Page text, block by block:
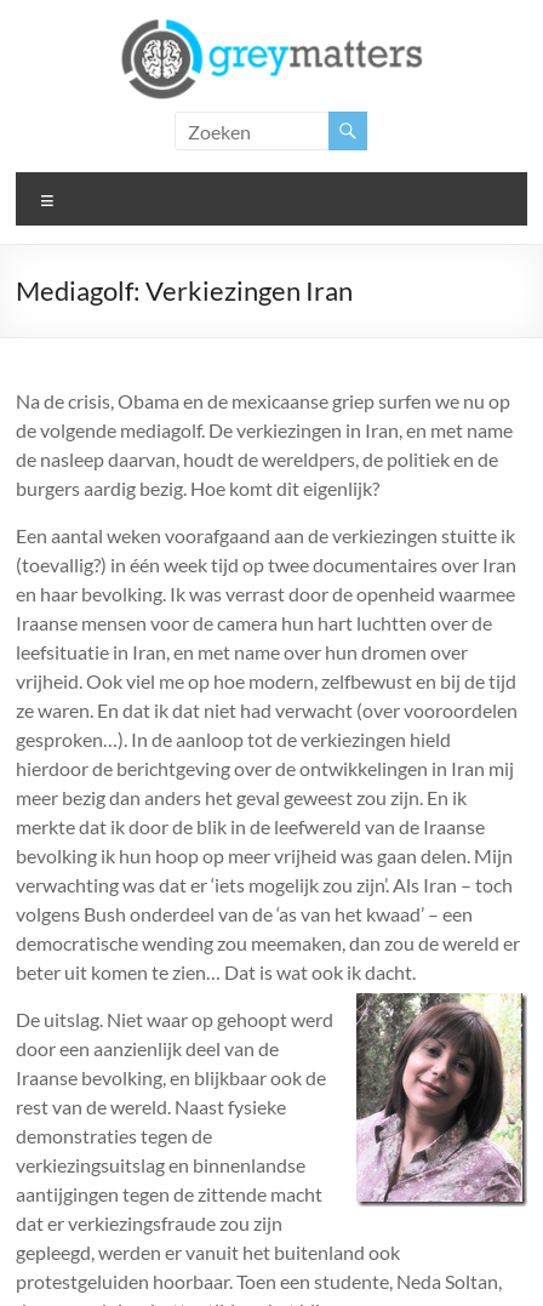
Matters
Insight.
Inspiration.
Mediagolf: Verkiezingen Iran
Na de crisis, Obama en de mexicaanse griep surfen we nu op
de volgende mediagolf. De verkiezingen in Iran, en met name
de nasleep daarvan, houdt de wereldpers, de politiek en de
burgers aardig bezig. Hoe komt dit eigenlijk?
Een aantal weken voorafgaand aan de verkiezingen stuitte ik
(toevallig?) in één week tijd op twee documentaires over Iran
en haar bevolking. Ik was verrast door de openheid waarmee
Iraanse mensen voor de camera hun hart luchtten over de
leefsituatie in Iran, en met name over hun dromen over
vrijheid. Ook viel me op hoe modern, zelfbewust en bij de tijd
ze waren. En dat ik dat niet had verwacht (over vooroordelen
gesproken…). In de aanloop tot de verkiezingen hield
hierdoor de berichtgeving over de ontwikkelingen in Iran mij
meer bezig dan anders het geval geweest zou zijn. En ik
merkte dat ik door de blik in de leefwereld van de Iraanse
bevolking ik hun hoop op meer vrijheid was gaan delen. Mijn
verwachting was dat er ‘iets mogelijk zou zijn’. Als Iran – toch
volgens Bush onderdeel van de ‘as van het kwaad’ – een
democratische wending zou meemaken, dan zou de wereld er
beter uit komen te zien… Dat is wat ook ik dacht.
De uitslag. Niet waar op gehoopt werd
door een aanzienlijk deel van de
Iraanse bevolking, en blijkbaar ook de
rest van de wereld. Naast fysieke
demonstraties tegen de
verkiezingsuitslag en binnenlandse
aantijgingen tegen de zittende macht
dat er verkiezingsfraude zou zijn
gepleegd, werden er vanuit het buitenland ook
protestgeluiden hoorbaar. Toen een studente, Neda Soltan,